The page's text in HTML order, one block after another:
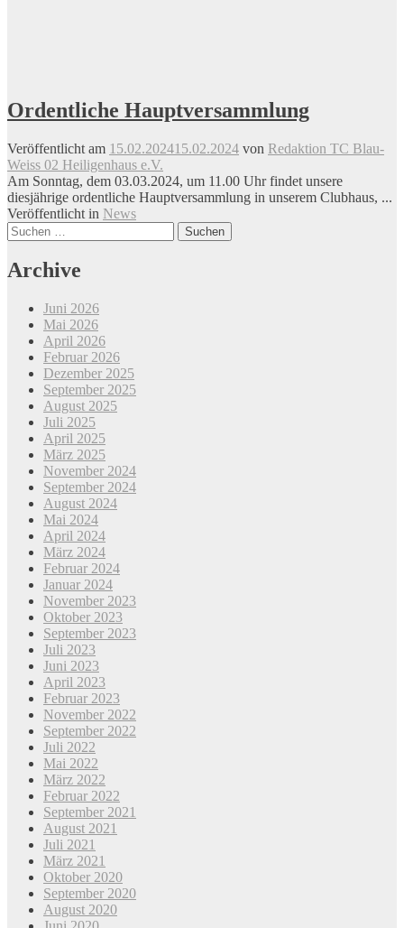
Ordentliche Hauptversammlung
Veröffentlicht am 15.02.202415.02.2024 von Redaktion TC Blau-
Weiss 02 Heiligenhaus e.V.
Am Sonntag, dem 03.03.2024, um 11.00 Uhr findet unsere
diesjährige ordentliche Hauptversammlung in unserem Clubhaus, ...
Veröffentlicht in News
Beitrags-
Navigation
Suchen
nach:
Archive
Juni 2026
Mai 2026
April 2026
Februar 2026
Dezember 2025
September 2025
August 2025
Juli 2025
April 2025
März 2025
November 2024
September 2024
August 2024
Mai 2024
April 2024
März 2024
Februar 2024
Januar 2024
November 2023
Oktober 2023
September 2023
Juli 2023
Juni 2023
April 2023
Februar 2023
November 2022
September 2022
Juli 2022
Mai 2022
März 2022
Februar 2022
September 2021
August 2021
Juli 2021
März 2021
Oktober 2020
September 2020
August 2020